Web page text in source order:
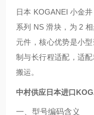
日本 KOGANEI 小金
系列 NS 滑块，为 2
元件，核心优势是小
制与长行程适配，适
搬运。
中村供应日本进口
一、型号编码含义